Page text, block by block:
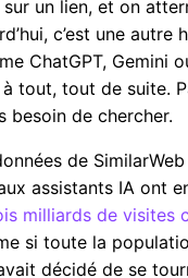
un lien, et on
c’est une autre
ChatGPT, Gemini
tout, tout de suite.
besoin de chercher.
de
assistants IA ont
milliards de visites
si toute la
décidé de se